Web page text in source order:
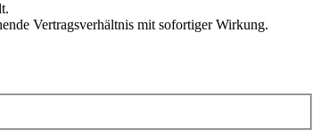
Vertragsverhältnis mit sofortiger Wirkung.